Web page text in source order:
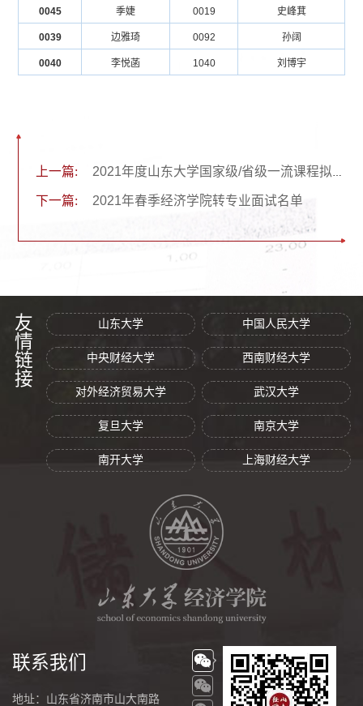
0045 季婕 0019 史峰萁
0039 边雅琦 0092 孙阔
0040 李悦菡 1040 刘博宇
上一篇: 2021年度山东大学国家级/省级一流课程拟推荐名单公示
下一篇: 2021年春季经济学院转专业面试名单
友情链接 山东大学 中国人民大学
中央财经大学 西南财经大学
对外经济贸易大学 武汉大学
复旦大学 南京大学
南开大学 上海财经大学
联系我们
地址：山东省济南市山大南路